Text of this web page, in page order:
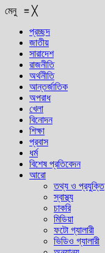
মেনু ≡ ╳
প্রচ্ছদ
জাতীয়
সারাদেশ
রাজনীতি
অর্থনীতি
আন্তর্জাতিক
অপরাধ
খেলা
বিনোদন
শিক্ষা
প্রবাস
ধর্ম
বিশেষ প্রতিবেদন
আরো
তথ্য ও প্রযুক্তি
স্বাস্থ্য
চাকরি
মিডিয়া
ফটো গ্যালারী
ভিডিও গ্যালারী